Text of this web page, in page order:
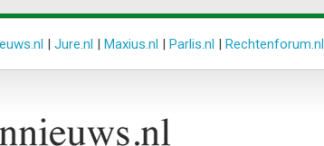
| Jure.nl | Maxius.nl | Parlis.nl | Rechtenforum.nl